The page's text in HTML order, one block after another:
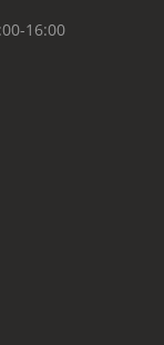
16:00